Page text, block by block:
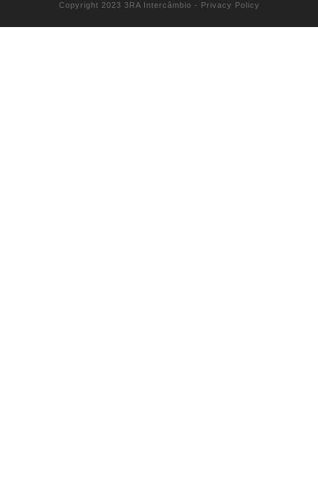
Copyright 2023 3RA Intercâmbio - Privacy Policy